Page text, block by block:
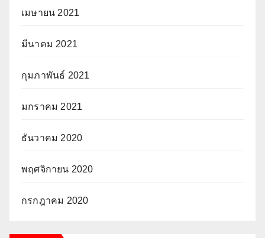
เมษายน 2021
มีนาคม 2021
กุมภาพันธ์ 2021
มกราคม 2021
ธันวาคม 2020
พฤศจิกายน 2020
กรกฎาคม 2020